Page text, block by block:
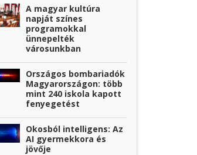
A magyar kultúra
napját színes
programokkal
ünnepelték
városunkban
Országos bombariadók
Magyarországon: több
mint 240 iskola kapott
fenyegetést
Okosból intelligens: Az
AI gyermekkora és
jövője